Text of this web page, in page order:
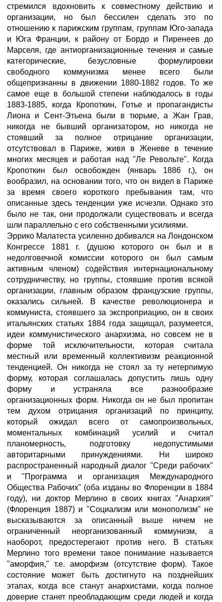
стремился вдохновить к совместному действию и
организации, но был бессилен сделать это по
отношению к парижским группам, группам Юго-запада
и Юга Франции, к району от Бордо и Пиренеев до
Марселя, где антиорганизационные течения и самые
категорические, безусловные формулировки
свободного коммунизма менее всего были
общепризнанны в движении 1880-1882 годов. То же
самое еще в большой степени наблюдалось в годы
1883-1885, когда Кропоткин, Готье и пропагандисты
Лиона и Сент-Этьена были в тюрьме, а Жан Грав,
никогда не бывший организатором, но никогда не
стоявший за полное отрицание организации,
отсутствовал в Париже, живя в Женеве в течение
многих месяцев и работая над "Ле Револьте". Когда
Кропоткин был освобожден (январь 1886 г.), он
вообразил, на основании того, что он видел в Париже
за время своего короткого пребывания там, что
описанные здесь тенденции уже исчезли. Однако это
было не так, они продолжали существовать и всегда
шли параллельно с его собственными усилиями.
Эррико Малатеста усиленно добивался на Лондонском
Конгрессе 1881 г. (душою которого он был и в
недолговечной комиссии которого он был самым
активным членом) содействия интернациональному
сотрудничеству, но группы, стоявшие против всякой
организации, главным образом французские группы,
оказались сильней. В качестве революционера и
коммуниста, стоявшего за экспроприацию, он в своих
итальянских статьях 1884 года защищал, разумеется,
идеи коммунистического анархизма, но совсем не в
форме той исключительности, которая считала
местный или временный коллективизм реакционной
тенденцией. Он никогда не стоял за ту нетерпимую
форму, которая соглашалась допустить лишь одну
форму и устраняла все разнообразие
организационных форм. Никогда он не был пропитан
тем духом отрицания организаций по принципу,
который ожидал всего от самопроизвольных,
моменталь­ных комбинаций усилий и считал
планомерность, подготовку недопустимыми
авторитарными принуждениями. Ни широко
распространенный народный диалог "Среди рабочих"
и "Программа и организация Международного
Общества Рабочих" (оба изданы во Флоренции в 1884
году), ни доктор Мерлино в своих книгах "Анархия"
(Флоренция 1887) и "Социализм или монополизм" не
высказываются за описанный выше ничем не
ограниченный неорганизованный коммунизм, а
наоборот, предостерегают против него. В статьях
Мерлино того времени такое понимание называется
"аморфия," т.е. аморфизм (отсутствие форм). Такое
состояние может быть достигнуто на позднейших
этапах, когда все станут анархистами, когда полное
доверие станет преобладающим среди людей и когда